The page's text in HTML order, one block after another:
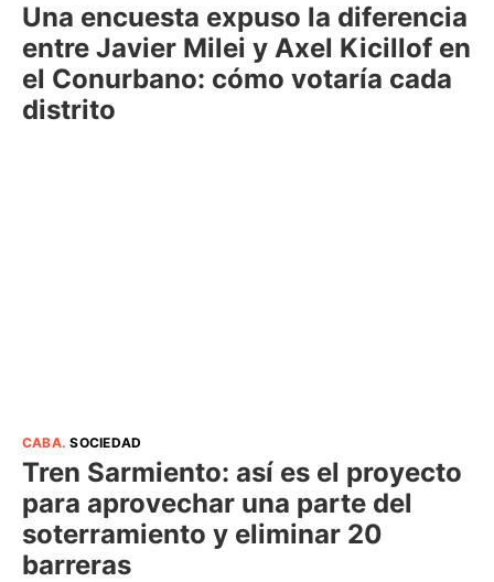
Una encuesta expuso la diferencia
entre Javier Milei y Axel Kicillof en
el Conurbano: cómo votaría cada
distrito
CABA.SOCIEDAD
Tren Sarmiento: así es el proyecto
para aprovechar una parte del
soterramiento y eliminar 20
barreras